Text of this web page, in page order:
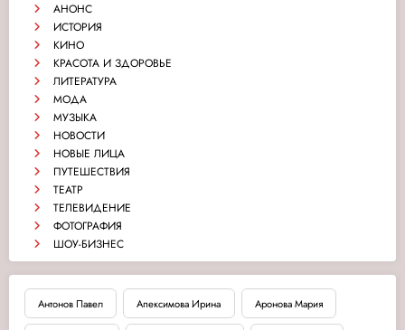
АНОНС
ИСТОРИЯ
КИНО
КРАСОТА И ЗДОРОВЬЕ
ЛИТЕРАТУРА
МОДА
МУЗЫКА
НОВОСТИ
НОВЫЕ ЛИЦА
ПУТЕШЕСТВИЯ
ТЕАТР
ТЕЛЕВИДЕНИЕ
ФОТОГРАФИЯ
ШОУ-БИЗНЕС
Антонов Павел Апексимова Ирина Аронова Мария